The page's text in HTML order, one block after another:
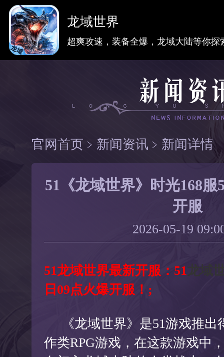
龙域世界
超爽攻速，装备全爆，龙域大陆等你探
官网首页 ﹥ 新闻资讯 ﹥ 新闻详情
51《龙域世界》时光168服
开服
2026-05-19
51龙域世界最新开服：51龙域
日09点火爆开服！;
《龙域世界》是51游戏推出
作类RPG游戏，在这款游戏中